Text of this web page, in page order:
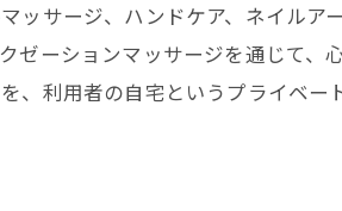
問美容で叶える時短ビューティー
しい現代人にこそ訪問美容を
問美容がもたらす生活の質向上
ッサージ、ハンドケア、ネイルア
ゼーションマッサージを通じて、
利用者の自宅というプライベー